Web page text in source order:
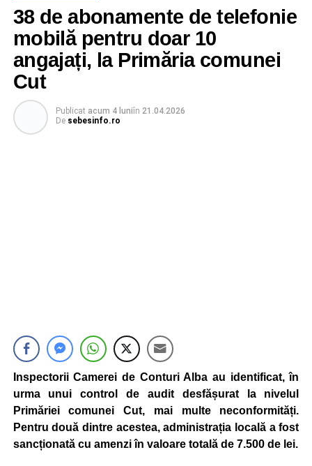
38 de abonamente de telefonie
mobilă pentru doar 10
angajați, la Primăria comunei
Cut
Publicat acum 4 luniîn 21.04.2026
De sebesinfo.ro
Inspectorii Camerei de Conturi Alba au identificat, în
urma unui control de audit desfășurat la nivelul
Primăriei comunei Cut, mai multe neconformități.
Pentru două dintre acestea, administrația locală a fost
sancționată cu amenzi în valoare totală de 7.500 de lei.